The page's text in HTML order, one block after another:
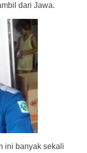
dari Jawa.
ini banyak sekali